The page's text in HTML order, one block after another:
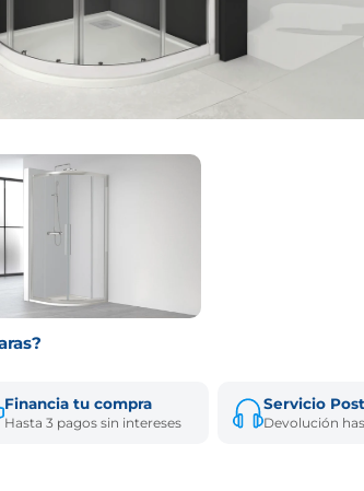
Financia tu compra
Hasta 3 pagos sin intereses
Servicio
Devolución